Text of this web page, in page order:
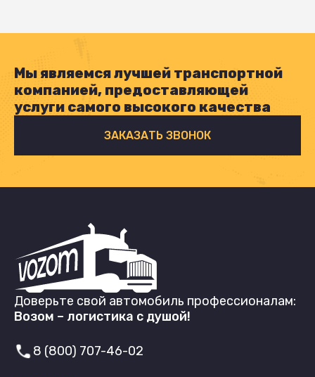
Мы являемся лучшей транспортной
компанией, предоставляющей
услуги самого высокого качества
ЗАКАЗАТЬ ЗВОНОК
Доверьте свой автомобиль профессионалам:
Возом – логистика с душой!
8 (800) 707-46-02